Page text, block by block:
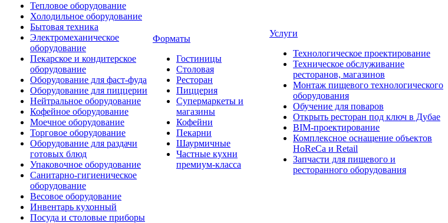
Тепловое оборудование
Холодильное оборудование
Бытовая техника
Электромеханическое
оборудование
Пекарское и кондитерское
оборудование
Оборудование для фаст-фуда
Оборудование для пиццерии
Нейтральное оборудование
Кофейное оборудование
Моечное оборудование
Торговое оборудование
Оборудование для раздачи
готовых блюд
Упаковочное оборудование
Санитарно-гигиеническое
оборудование
Весовое оборудование
Инвентарь кухонный
Посуда и столовые приборы
Форматы
Гостиницы
Столовая
Ресторан
Пиццерия
Супермаркеты и
магазины
Кофейни
Пекарни
Шаурмичные
Частные кухни
премиум-класса
Услуги
Технологическое проектирование
Техническое обслуживание
ресторанов, магазинов
Монтаж пищевого технологического
оборудования
Обучение для поваров
Открыть ресторан под ключ в Дубае
BIM-проектирование
Комплексное оснащение объектов
HoReCa и Retail
Запчасти для пищевого и
ресторанного оборудования